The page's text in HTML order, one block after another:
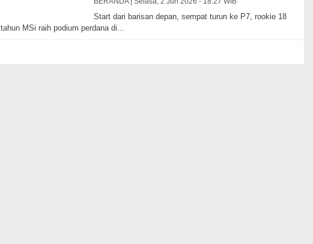
Start dari barisan depan, sempat turun ke P7, rookie 18
tahun MSi raih podium perdana di…